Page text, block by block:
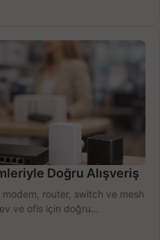
Doğru Alışveriş
router, switch ve mesh
ve ofis için doğru